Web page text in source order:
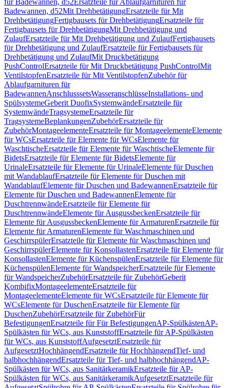
für Badewannen, d52Ersatzteile für Ablaufgarnituren für
Badewannen, d52Mit DrehbetätigungErsatzteile für Mit
DrehbetätigungFertigbausets für DrehbetätigungErsatzteile für
Fertigbausets für DrehbetätigungMit Drehbetätigung und
ZulaufErsatzteile für Mit Drehbetätigung und ZulaufFertigbausets
für Drehbetätigung und ZulaufErsatzteile für Fertigbausets für
Drehbetätigung und ZulaufMit Druckbetätigung
PushControlErsatzteile für Mit Druckbetätigung PushControlMit
VentilstopfenErsatzteile für Mit VentilstopfenZubehör für
Ablaufgarnituren für
BadewannenAnschlusssetsWasseranschlüsseInstallations- und
SpülsystemeGeberit DuofixSystemwändeErsatzteile für
SystemwändeTragsystemeErsatzteile für
TragsystemeBeplankungenZubehörErsatzteile für
ZubehörMontageelementeErsatzteile für MontageelementeElemente
für WCsErsatzteile für Elemente für WCsElemente für
WaschtischeErsatzteile für Elemente für WaschtischeElemente für
BidetsErsatzteile für Elemente für BidetsElemente für
UrinaleErsatzteile für Elemente für UrinaleElemente für Duschen
mit WandablaufErsatzteile für Elemente für Duschen mit
WandablaufElemente für Duschen und BadewannenErsatzteile für
Elemente für Duschen und BadewannenElemente für
DuschtrennwändeErsatzteile für Elemente für
DuschtrennwändeElemente für AusgussbeckenErsatzteile für
Elemente für AusgussbeckenElemente für ArmaturenErsatzteile für
Elemente für ArmaturenElemente für Waschmaschinen und
GeschirrspülerErsatzteile für Elemente für Waschmaschinen und
GeschirrspülerElemente für KonsollastenErsatzteile für Elemente für
KonsollastenElemente für KüchenspülenErsatzteile für Elemente für
KüchenspülenElemente für WandspeicherErsatzteile für Elemente
für WandspeicherZubehörErsatzteile für ZubehörGeberit
KombifixMontageelementeErsatzteile für
MontageelementeElemente für WCsErsatzteile für Elemente für
WCsElemente für DuschenErsatzteile für Elemente für
DuschenZubehörErsatzteile für ZubehörFür
BefestigungenErsatzteile für Für BefestigungenAP-SpülkästenAP-
Spülkästen für WCs, aus KunststoffErsatzteile für AP-Spülkästen
für WCs, aus KunststoffAufgesetztErsatzteile für
AufgesetztHochhängendErsatzteile für HochhängendTief- und
halbhochhängendErsatzteile für Tief- und halbhochhängendAP-
Spülkästen für WCs, aus SanitärkeramikErsatzteile für AP-
Spülkästen für WCs, aus SanitärkeramikAufgesetztErsatzteile für